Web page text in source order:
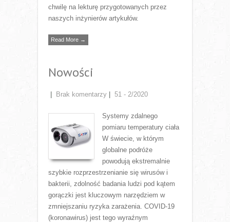
chwilę na lekturę przygotowanych przez
naszych inżynierów artykułów.
Read More →
Nowości
Brak komentarzy 51 - 2/2020
Systemy zdalnego
pomiaru temperatury ciała
W świecie, w którym
globalne podróże
powodują ekstremalnie
szybkie rozprzestrzenianie się wirusów i
bakterii, zdolność badania ludzi pod kątem
gorączki jest kluczowym narzędziem w
zmniejszaniu ryzyka zarażenia. COVID-19
(koronawirus) jest tego wyraźnym